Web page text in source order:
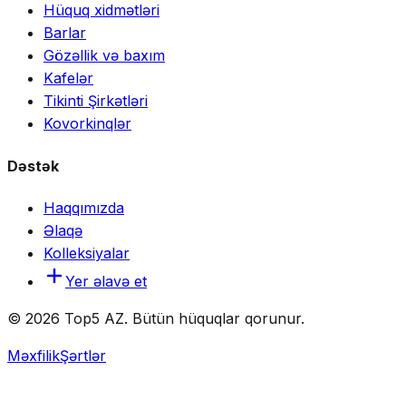
Hüquq xidmətləri
Barlar
Gözəllik və baxım
Kafelər
Tikinti Şirkətləri
Kovorkinqlər
Dəstək
Haqqımızda
Əlaqə
Kolleksiyalar
Yer əlavə et
© 2026 Top5 AZ. Bütün hüquqlar qorunur.
MəxfilikŞərtlər